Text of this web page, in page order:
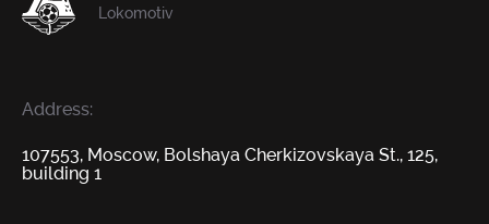
Lokomotiv
Address:
107553, Moscow, Bolshaya Cherkizovskaya St., 125,
building 1